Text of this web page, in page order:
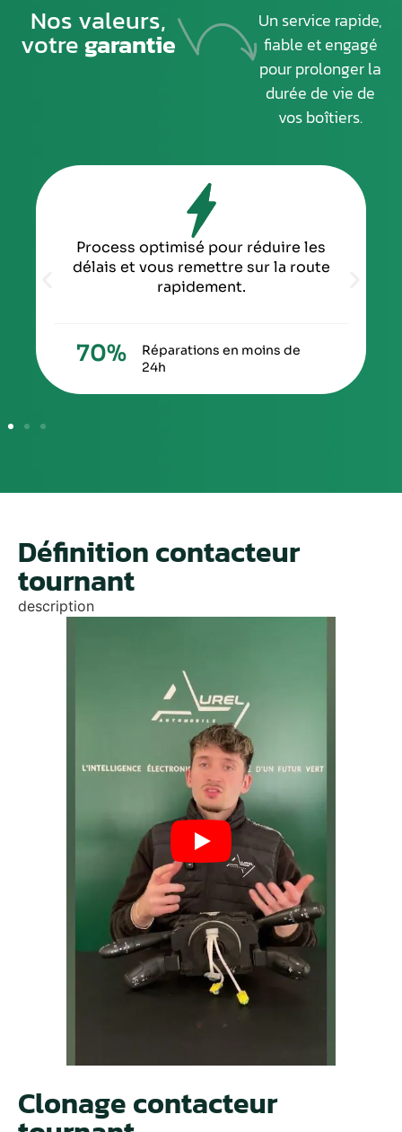
Nos valeurs,
votregarantie
Un service rapide,
fiable et engagé
pour prolonger la
durée de vie de
vos boîtiers.
Process optimisé pour réduire les
délais et vous remettre sur la route
rapidement.
Réparations en moins de
24h
70%
Définition contacteur
tournant
description
Clonage contacteur